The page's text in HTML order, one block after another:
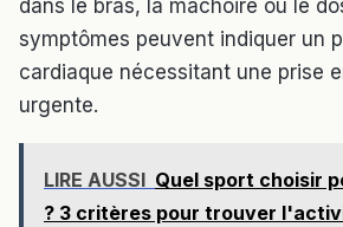
dans le bras, la mâchoire ou le
symptômes peuvent indiquer un
cardiaque nécessitant une prise
urgente.
LIRE AUSSI Quel sport choisir
? 3 critères pour trouver